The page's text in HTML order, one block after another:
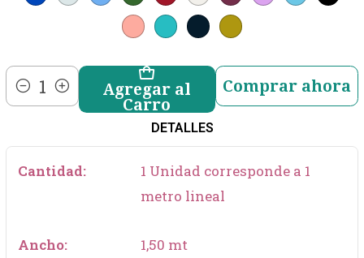
Cantidad
Agregar al
Carro
Comprar ahora
DETALLES
Cantidad:
1 Unidad corresponde a 1
metro lineal
Ancho: 1,50 mt